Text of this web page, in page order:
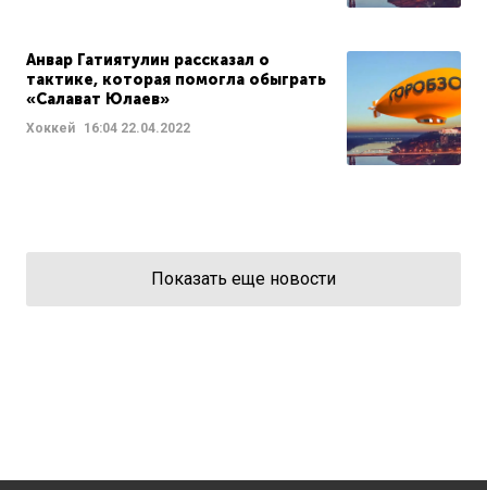
Анвар Гатиятулин рассказал о
тактике, которая помогла обыграть
«Салават Юлаев»
Хоккей 16:04 22.04.2022
Показать еще новости